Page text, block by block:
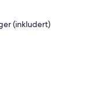
(inkludert)